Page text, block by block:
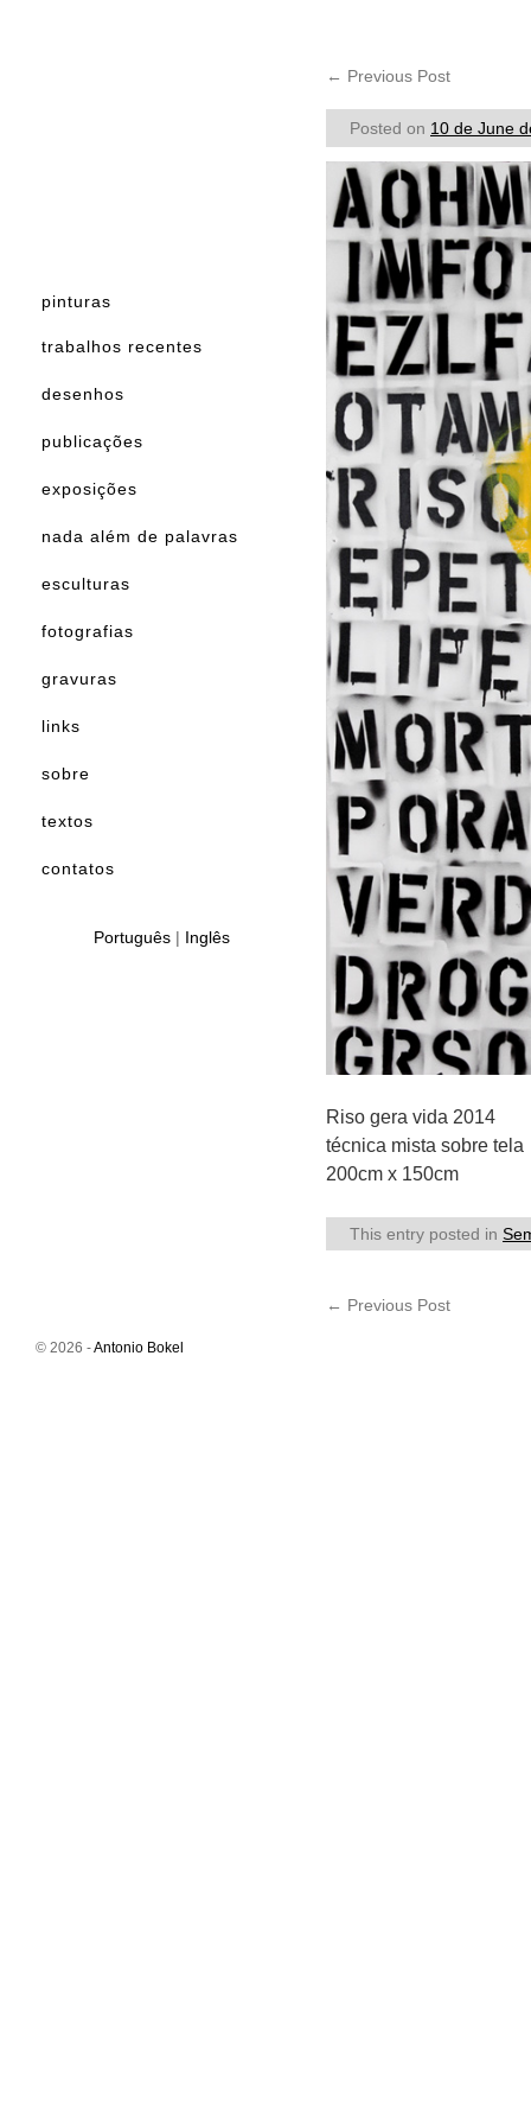
← Previous Post
Posted on 10 de June
Riso gera vida 2014
técnica mista sobre tela
200cm x 150cm
This entry posted in
← Previous Post
pinturas
trabalhos recentes
desenhos
publicações
exposições
nada além de palavras
esculturas
fotografias
gravuras
links
sobre
textos
contatos
Português | Inglês
© 2026 -Antonio Bokel